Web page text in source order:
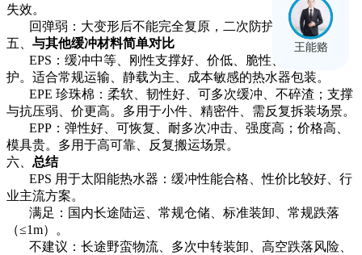
失效。
回弹弱：大变形后不能完全复原，二次防护差。
五、 与其他缓冲材料简单对比
EPS：缓冲中等、刚性支撑好、价低、脆性、一次性防
护。适合常规运输、静载为主、成本敏感的热水器包装。
EPE 珍珠棉：柔软、韧性好、可多次缓冲、不碎渣；支撑
与抗压弱、价更高。多用于小件、精密件、需反复拆装场景。
EPP：弹性好、可恢复、耐多次冲击、强度高；价格高、
模具贵。多用于高可靠、反复搬运场景。
六、 总结
EPS 用于太阳能热水器：缓冲性能合格、性价比较好、行
业主流方案。
满足：国内长途陆运、常规仓储、标准装卸、常规跌落
（≤1m）。
不建议：长途野蛮物流、多次中转装卸、高空跌落风险、
王能赂